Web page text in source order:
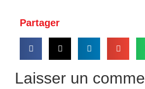
Partager
Laisser un